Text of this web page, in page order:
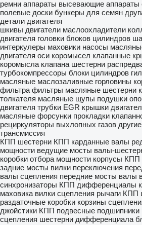
ремни аппараты высевающие
полевые доски бункеры для семян
детали двигателя
шкивы двигатели маслоохладители
двигателя головки блоков цилиндров
интеркулеры маховики насосы
двигателя оси коромысел клапанные
коромысла клапана шестерни
турбокомпрессоры блоки цилиндров
масляные маслозаливные горловины
фильтра фильтры масляные шестерни
толкателя масляные щупы подушки
двигателя трубки EGR крышки
масляные форсунки прокладки
рециркуляторы выхлопных газов
трансмиссия
КПП шестерни КПП карданные валы
мощности ведущие мосты валы-
коробки отбора мощности корпусы КПП
задние мосты вилки переключения
валы сцепления передние мосты валы
синхронизаторы КПП дифференциалы
маховика вилки сцепления рычаги КПП
раздаточные коробки корзины
джойстики КПП подвесные подшипники
сцепления шестерни дифференциала